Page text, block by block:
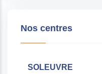
Nos centres
SOLEUVRE